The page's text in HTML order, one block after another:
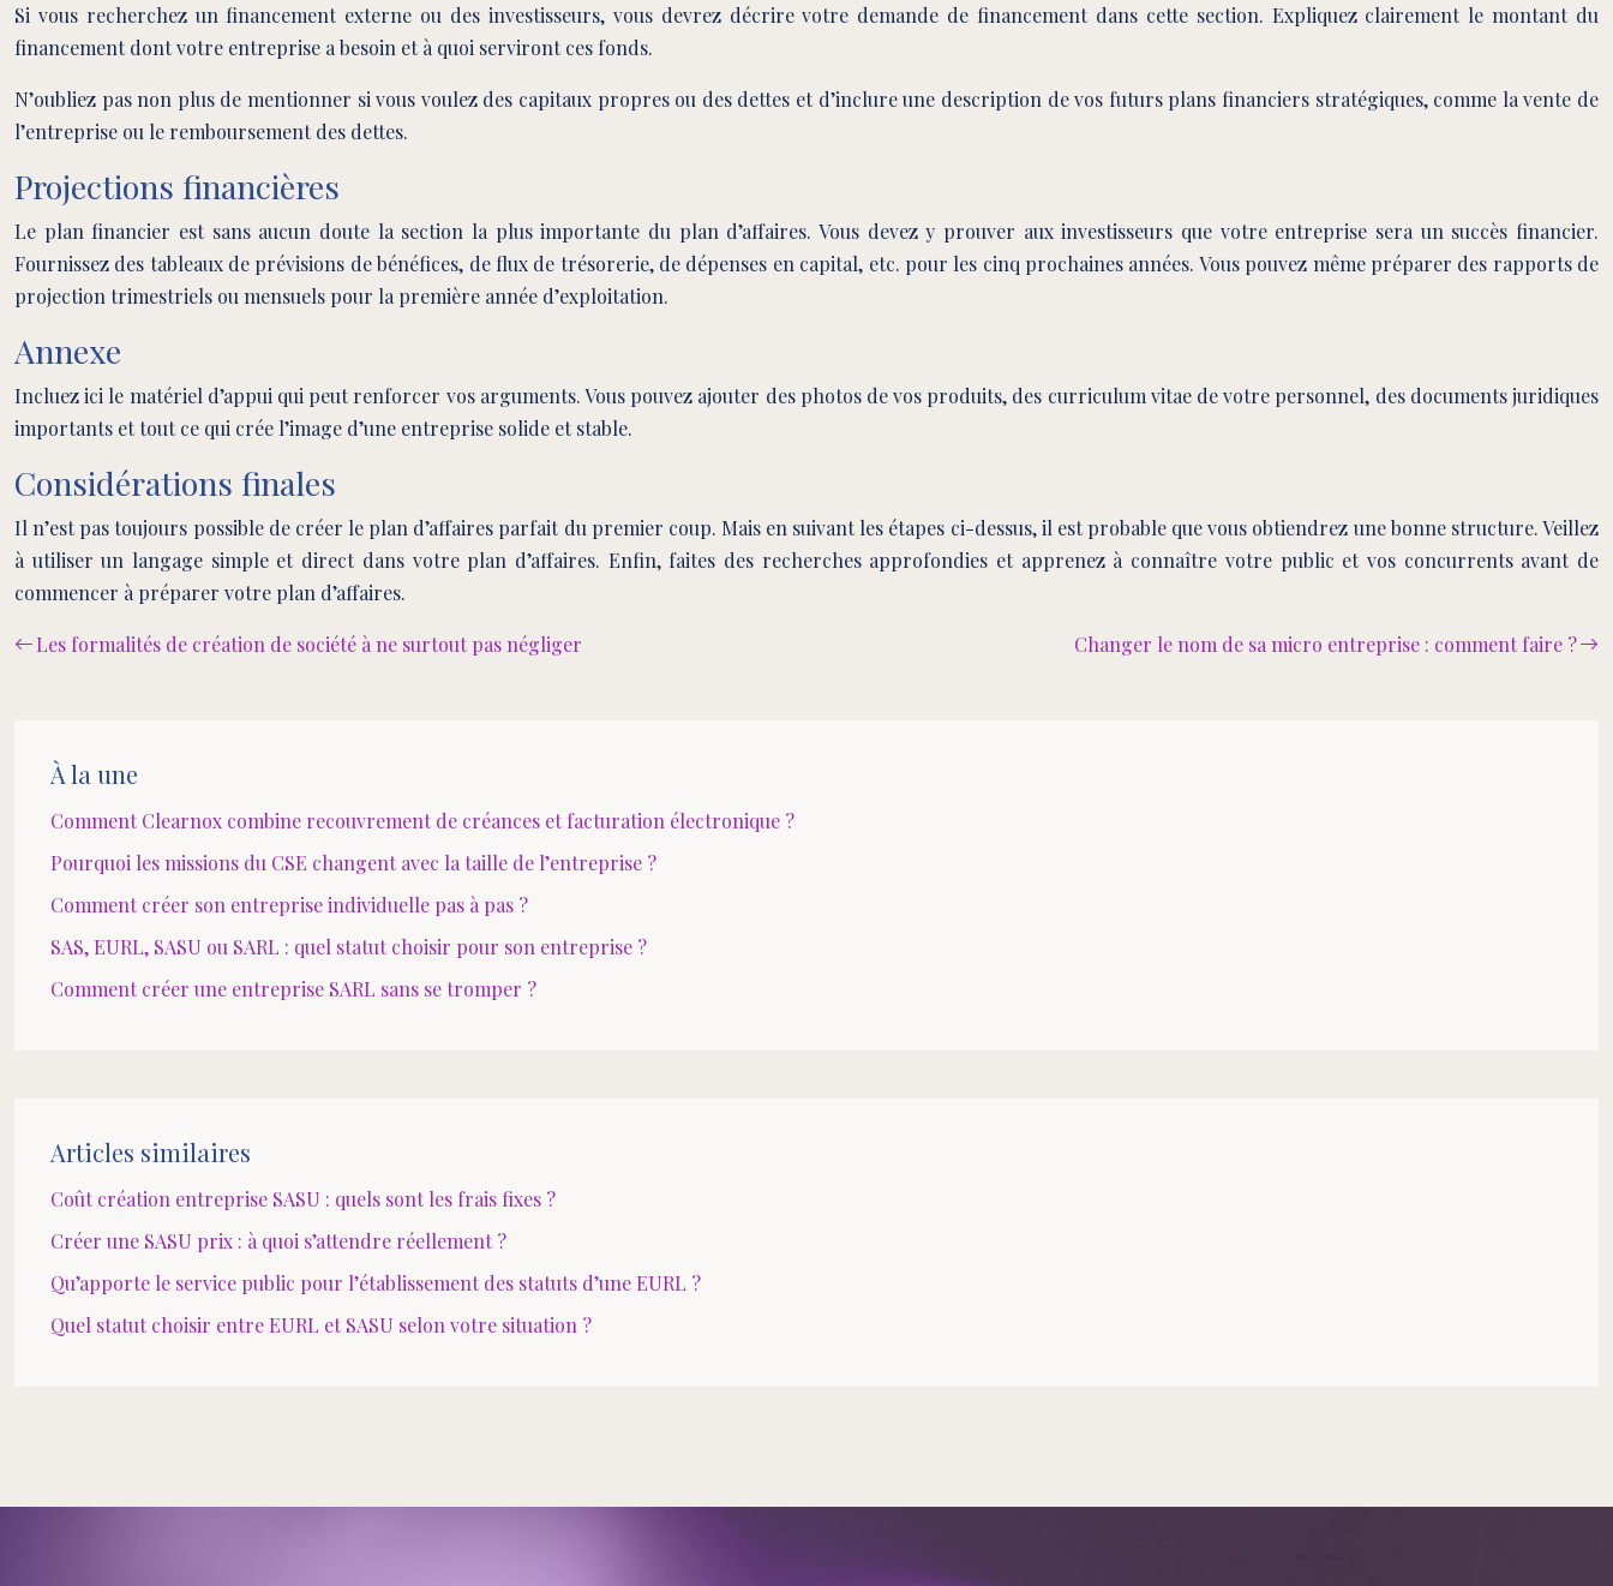
Si vous recherchez un financement externe ou des investisseurs, vous devrez décrire votre demande de financement dans cette section. Expliquez clairement le montant du
financement dont votre entreprise a besoin et à quoi serviront ces fonds.
N’oubliez pas non plus de mentionner si vous voulez des capitaux propres ou des dettes et d’inclure une description de vos futurs plans financiers stratégiques, comme la vente de
l’entreprise ou le remboursement des dettes.
Projections financières
Le plan financier est sans aucun doute la section la plus importante du plan d’affaires. Vous devez y prouver aux investisseurs que votre entreprise sera un succès financier.
Fournissez des tableaux de prévisions de bénéfices, de flux de trésorerie, de dépenses en capital, etc. pour les cinq prochaines années. Vous pouvez même préparer des rapports de
projection trimestriels ou mensuels pour la première année d’exploitation.
Annexe
Incluez ici le matériel d’appui qui peut renforcer vos arguments. Vous pouvez ajouter des photos de vos produits, des curriculum vitae de votre personnel, des documents juridiques
importants et tout ce qui crée l’image d’une entreprise solide et stable.
Considérations finales
Il n’est pas toujours possible de créer le plan d’affaires parfait du premier coup. Mais en suivant les étapes ci-dessus, il est probable que vous obtiendrez une bonne structure. Veillez
à utiliser un langage simple et direct dans votre plan d’affaires. Enfin, faites des recherches approfondies et apprenez à connaître votre public et vos concurrents avant de
commencer à préparer votre plan d’affaires.
Les formalités de création de société à ne surtout pas négliger Changer le nom de sa micro entreprise : comment faire ?
À la une
Comment Clearnox combine recouvrement de créances et facturation électronique ?
Pourquoi les missions du CSE changent avec la taille de l’entreprise ?
Comment créer son entreprise individuelle pas à pas ?
SAS, EURL, SASU ou SARL : quel statut choisir pour son entreprise ?
Comment créer une entreprise SARL sans se tromper ?
Articles similaires
Coût création entreprise SASU : quels sont les frais fixes ?
Créer une SASU prix : à quoi s’attendre réellement ?
Qu’apporte le service public pour l’établissement des statuts d’une EURL ?
Quel statut choisir entre EURL et SASU selon votre situation ?